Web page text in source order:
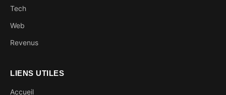
Tech
Web
Revenus
LIENS UTILES
Accueil